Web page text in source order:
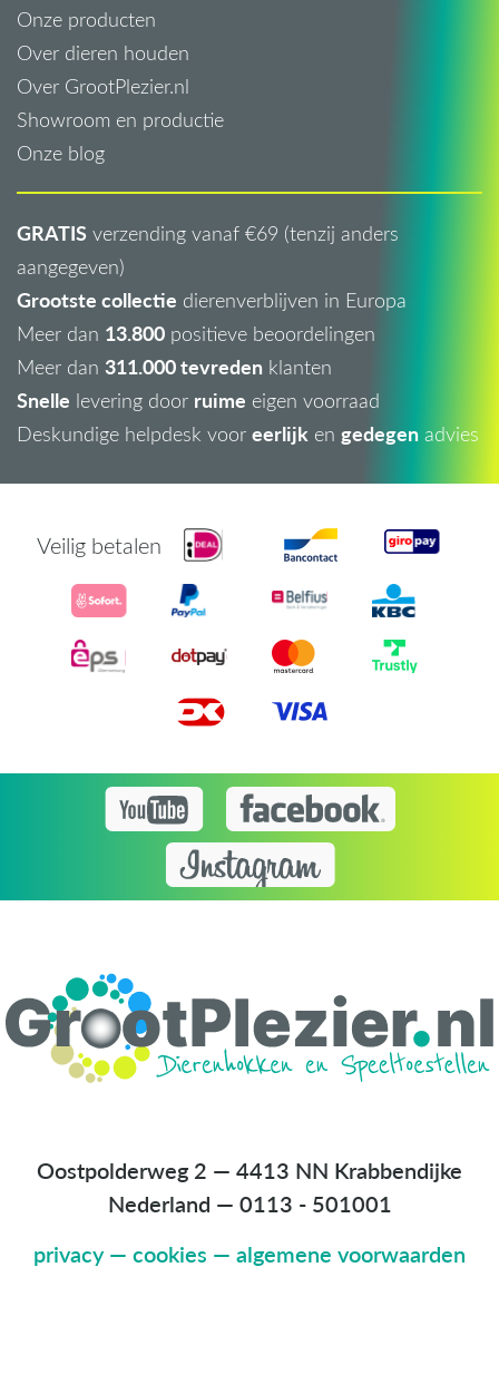
Onze producten
Over dieren houden
Over GrootPlezier.nl
Showroom en productie
Onze blog
GRATIS verzending vanaf €69 (tenzij anders
aangegeven)
Grootste collectie dierenverblijven in Europa
Meer dan 13.800 positieve beoordelingen
Meer dan 311.000 tevreden klanten
Snelle levering door ruime eigen voorraad
Deskundige helpdesk voor eerlijk en gedegen advies
Veilig betalen
Oostpolderweg 2 — 4413 NN Krabbendijke
Nederland — 0113 - 501001
privacy— cookies — algemene voorwaarden